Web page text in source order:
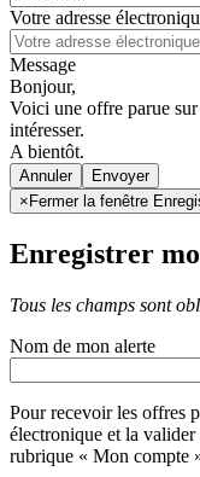
Votre adresse
Message
Bonjour,
Voici une offre parue
intéresser.
A bientôt.
Annuler
× Fermer la fenêtre
Enregistrer
Tous les champs sont
Nom de mon alerte
Pour recevoir les offres
électronique et la valider
rubrique « Mon compte